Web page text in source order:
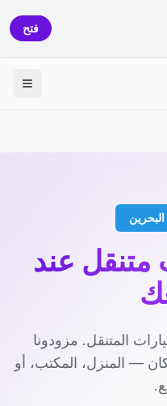
فتح
عند
المتنقل. مزودونا
— المنزل، المكتب، أو